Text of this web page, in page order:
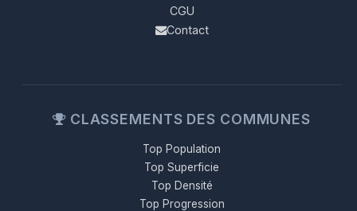
CGU
Contact
CLASSEMENTS DES COMMUNES
Top Population
Top Superficie
Top Densité
Top Progression